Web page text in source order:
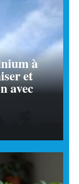
à
et
avec